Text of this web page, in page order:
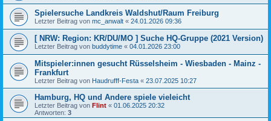
Spielersuche Landkreis Waldshut/Raum Freiburg
Letzter Beitrag von mc_anwalt « 24.01.2026 09:36
[ NRW: Region: KR/DU/MO ] Suche HQ-Gruppe (2021 Version)
Letzter Beitrag von buddytime « 04.01.2026 23:00
Mitspieler:innen gesucht Rüsselsheim - Wiesbaden - Mainz -
Frankfurt
Letzter Beitrag von Haudrufff-Festa « 23.07.2025 10:27
Hamburg, HQ und Andere spiele vieleicht
Letzter Beitrag von Flint « 01.06.2025 20:32
Antworten: 3